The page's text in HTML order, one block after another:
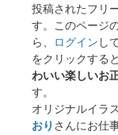
投稿されたフリ
す。このページ
ら、
ログイン し
をクリックすると
わいい楽しいお
す。
オリジナルイラ
おり さんにお仕